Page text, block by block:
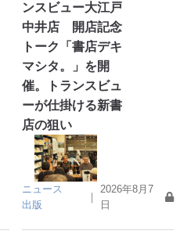
ンスビュー大江戸
中井店 開店記念
トーク「書店デキ
マシタ。」を開
催。トランスビュ
ーが仕掛ける新書
店の狙い
ニュース
出版
｜
2026年8月7
日